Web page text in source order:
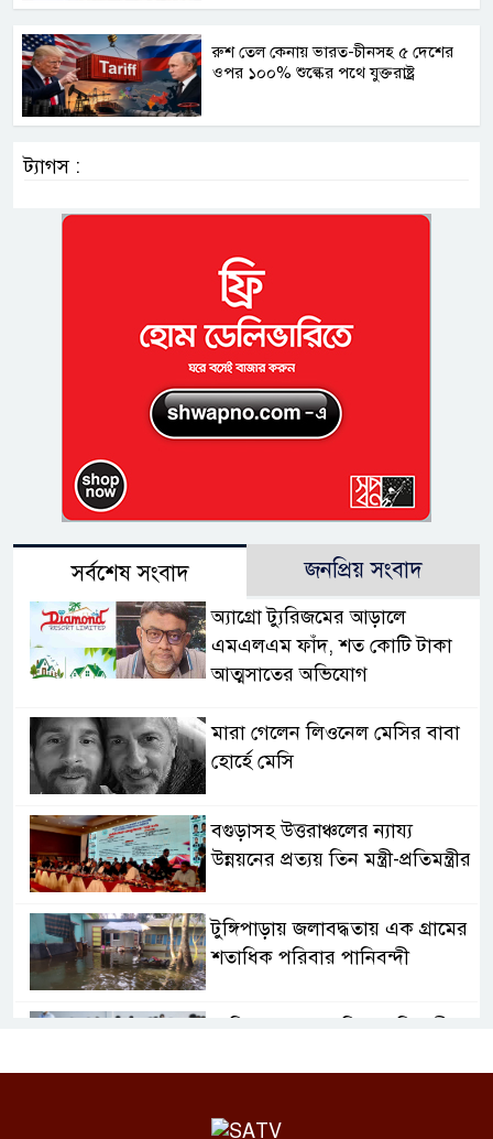
রুশ তেল কেনায় ভারত-চীনসহ ৫ দেশের
ওপর ১০০% শুল্কের পথে যুক্তরাষ্ট্র
ট্যাগস :
সর্বশেষ সংবাদ জনপ্রিয় সংবাদ
অ্যাগ্রো ট্যুরিজমের আড়ালে
এমএলএম ফাঁদ, শত কোটি টাকা
আত্মসাতের অভিযোগ
মারা গেলেন লিওনেল মেসির বাবা
হোর্হে মেসি
বগুড়াসহ উত্তরাঞ্চলের ন্যায্য
উন্নয়নের প্রত্যয় তিন মন্ত্রী-প্রতিমন্ত্রীর
টুঙ্গিপাড়ায় জলাবদ্ধতায় এক গ্রামের
শতাধিক পরিবার পানিবন্দী
জামালপুরে ডিপ্লোমা কৃষিবিদ